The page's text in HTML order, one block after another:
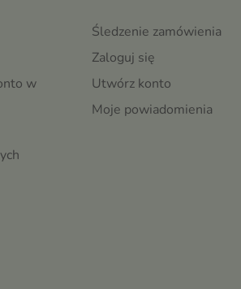
w
Śledzenie zamówienia
Zaloguj się
Utwórz konto
Moje powiadomienia